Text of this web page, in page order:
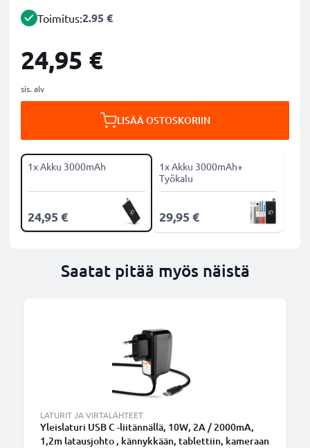
Toimitus:2.95 €
24,95 €
sis. alv
LISÄÄ OSTOSKORIIN
1x Akku 3000mAh
24,95 €
1x Akku 3000mAh+
Työkalu
29,95 €
Saatat pitää myös näistä
LATURIT JA VIRTALÄHTEET
Yleislaturi USB C -liitännällä, 10W, 2A / 2000mA,
1,2m latausjohto , kännykkään, tablettiin, kameraan